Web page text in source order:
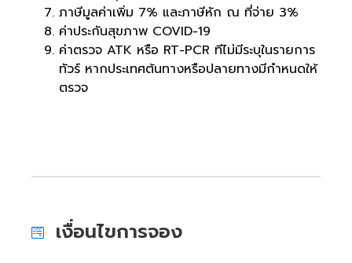
ภาษีมูลค่าเพิ่ม 7% และภาษีหัก ณ ที่จ่าย 3%
ค่าประกันสุขภาพ COVID-19
ค่าตรวจ ATK หรือ RT-PCR ทีไม่มีระบุในรายการ
ทัวร์ หากประเทศต้นทางหรือปลายทางมีกำหนดให้
ตรวจ
เงื่อนไขการจอง